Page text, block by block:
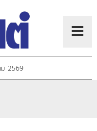
2569